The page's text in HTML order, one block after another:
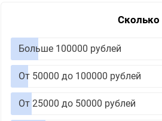
Сколько
Больше 100000 рублей
От 50000 до 100000 рублей
От 25000 до 50000 рублей